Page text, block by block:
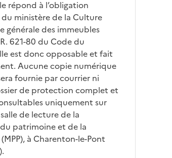
répond à l’obligation
ministère de la Culture
générale des immeubles
621-80 du Code du
est donc opposable et fait
Aucune copie numérique
fournie par courrier ni
de protection complet et
uniquement sur
de lecture de la
patrimoine et de la
à Charenton-le-Pont